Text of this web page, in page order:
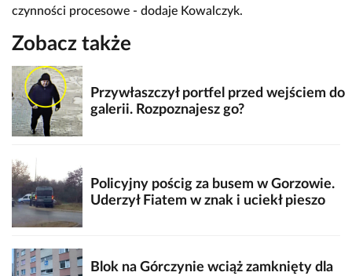
czynności procesowe - dodaje Kowalczyk.
Zobacz także
Przywłaszczył portfel przed wejściem do
galerii. Rozpoznajesz go?
Policyjny pościg za busem w Gorzowie.
Uderzył Fiatem w znak i uciekł pieszo
Blok na Górczynie wciąż zamknięty dla